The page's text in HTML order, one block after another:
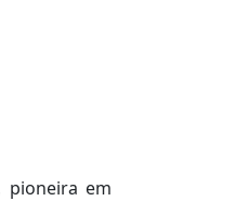
pioneira em